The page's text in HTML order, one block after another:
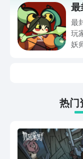
斗
很
利
互
最
最
玩
妖
有
娱
飙
热门